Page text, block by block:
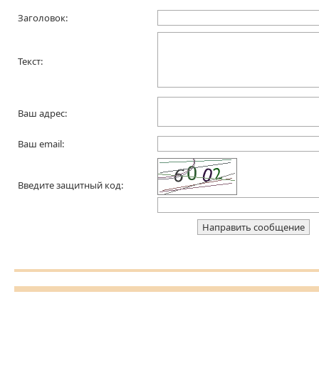
Заголовок:
Текст:
Ваш адрес:
Ваш email:
Введите защитный код: